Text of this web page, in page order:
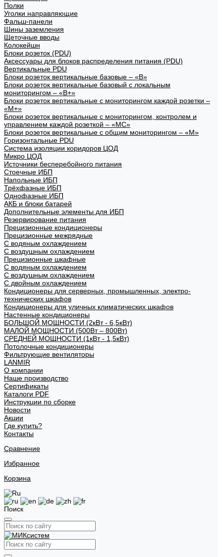
Полки
Уголки направляющие
Фальш-панели
Шины заземления
Щеточные вводы
Колокейшн
Блоки розеток (PDU)
Аксессуары для блоков распределения питания (PDU)
Вертикальные PDU
Блоки розеток вертикальные базовые – «В»
Блоки розеток вертикальные базовый с локальным
мониторингом – «В+»
Блоки розеток вертикальные с мониторингом каждой розетки –
«М+»
Блоки розеток вертикальные с мониторингом, контролем и
управлением каждой розеткой – «МС»
Блоки розеток вертикальные с общим мониторингом – «М»
Горизонтальные PDU
Система изоляции коридоров ЦОД
Микро ЦОД
Источники бесперебойного питания
Стоечные ИБП
Напольные ИБП
Трёхфазные ИБП
Однофазные ИБП
АКБ и блоки батарей
Дополнительные элементы для ИБП
Резервирование питания
Прецизионные кондиционеры
Прецизионные межрядные
С водяным охлаждением
С воздушным охлаждением
Прецизионные шкафные
С водяным охлаждением
С воздушным охлаждением
С двойным охлаждением
Кондиционеры для серверных, промышленных, электро-
технических шкафов
Кондиционеры для уличных климатических шкафов
Настенные кондиционеры
БОЛЬШОЙ МОЩНОСТИ (2кВт - 6,5кВт)
МАЛОЙ МОЩНОСТИ (500Вт – 800Вт)
СРЕДНЕЙ МОЩНОСТИ (1кВт - 1,5кВт)
Потолочные кондиционеры
Фильтрующие вентиляторы
LANMIR
О компании
Наше производство
Сертификаты
Каталоги PDF
Инструкции по сборке
Новости
Акции
Где купить?
Контакты
Сравнение
Избранное
Корзина
Поиск